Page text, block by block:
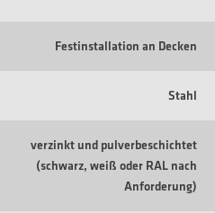
Festinstallation an Decken
Stahl
verzinkt und pulverbeschichtet
(schwarz, weiß oder RAL nach
Anforderung)